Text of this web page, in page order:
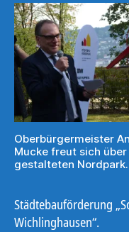
Oberbürgermeister
Mucke freut sich über
gestalteten Nordpark.
Städtebauförderung
Wichlinghausen“.